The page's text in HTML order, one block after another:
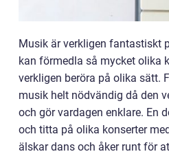
Musik är verkligen fantastiskt
kan förmedla så mycket olika
verkligen beröra på olika sätt.
musik helt nödvändig då den
och gör vardagen enklare. En
och titta på olika konserter
älskar dans och åker runt för